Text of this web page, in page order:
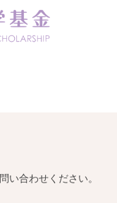
い合わせください。